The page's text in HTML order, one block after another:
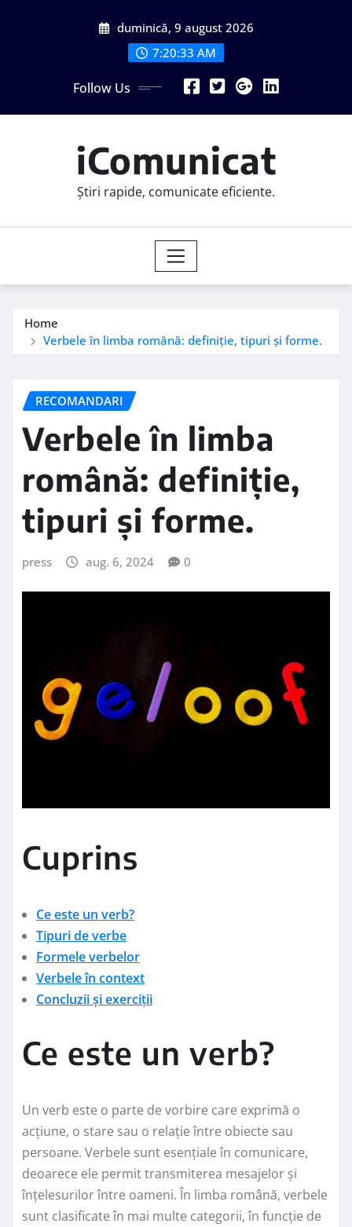
duminică, 9 august 2026
7:20:34 AM
Follow Us
iComunicat
Știri rapide, comunicate eficiente.
Home
Verbele în limba română: definiție, tipuri și forme.
RECOMANDARI
Verbele în limba
română: definiție,
tipuri și forme.
press aug. 6, 2024 0
Cuprins
Ce este un verb?
Tipuri de verbe
Formele verbelor
Verbele în context
Concluzii și exerciții
Ce este un verb?
Un verb este o parte de vorbire care exprimă o
acțiune, o stare sau o relație între obiecte sau
persoane. Verbele sunt esențiale în comunicare,
deoarece ele permit transmiterea mesajelor și
înțelesurilor între oameni. În limba română, verbele
sunt clasificate în mai multe categorii, în funcție de